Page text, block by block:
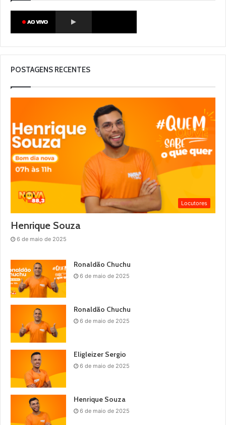
POSTAGENS RECENTES
Locutores
Henrique Souza
6 de maio de 2025
Ronaldão Chuchu
6 de maio de 2025
Ronaldão Chuchu
6 de maio de 2025
Eligleizer Sergio
6 de maio de 2025
Henrique Souza
6 de maio de 2025